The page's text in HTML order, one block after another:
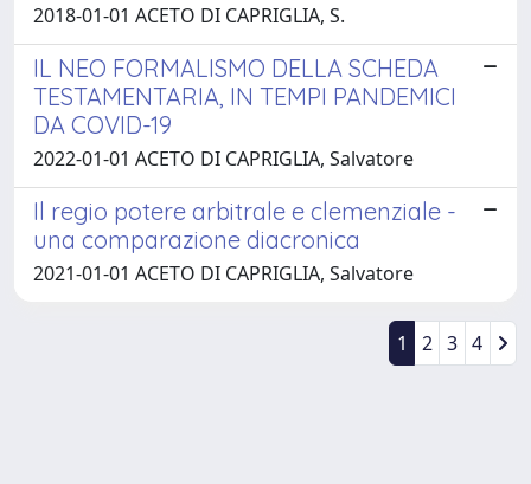
2018-01-01 ACETO DI CAPRIGLIA, S.
IL NEO FORMALISMO DELLA SCHEDA
TESTAMENTARIA, IN TEMPI PANDEMICI
DA COVID-19
2022-01-01 ACETO DI CAPRIGLIA, Salvatore
Il regio potere arbitrale e clemenziale -
una comparazione diacronica
2021-01-01 ACETO DI CAPRIGLIA, Salvatore
1 2 3 4